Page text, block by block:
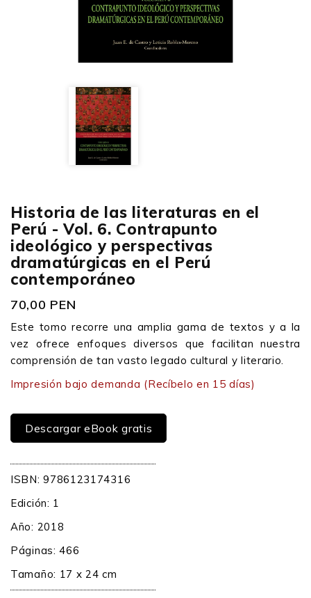
Historia de las literaturas en el
Perú - Vol. 6. Contrapunto
ideológico y perspectivas
dramatúrgicas en el Perú
contemporáneo
70,00 PEN
Este tomo recorre una amplia gama de textos y a la
vez ofrece enfoques diversos que facilitan nuestra
comprensión de tan vasto legado cultural y literario.
Impresión bajo demanda (Recíbelo en 15 días)
Descargar eBook gratis
ISBN: 9786123174316
Edición: 1
Año: 2018
Páginas: 466
Tamaño: 17 x 24 cm